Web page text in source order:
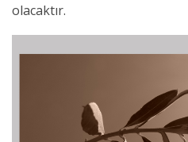
olacaktır.